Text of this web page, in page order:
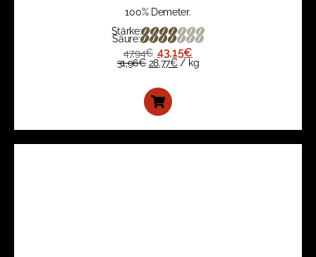
100% Demeter.
Stärke:
Säure:
47,94€ 43,15€
31,96€ 28,77€/ kg